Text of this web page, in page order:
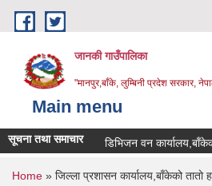
Skip to main content
जानकी गाउँपालिका
"मानपुर,बाँके, लुम्बिनी प्रदेश सरकार,
Main menu
सूचना तथा समाचारडिभिजन वन कार्यालय,बाँकेको
You are here
Home » जिल्ला प्रशासन कार्यालय,बाँकेको